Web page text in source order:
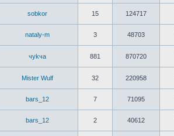
sobkor 15 124717
nataly-m 3 48703
чykча 881 870720
Mister Wulf 32 220958
bars_12 7 71095
bars_12 2 40612